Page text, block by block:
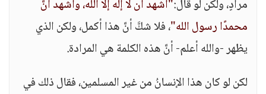
مرادٍ، ولكن لو قال:"أشهد أن لا إله إلا الله، وأشهد أنَّ
محمدًا رسول الله"، فلا شكَّ أنَّ هذا أكمل، ولكن الذي
يظهر -والله أعلم- أنَّ هذه الكلمة هي المرادة.
لكن لو كان هذا الإنسانُ من غير المسلمين، فقال ذلك في